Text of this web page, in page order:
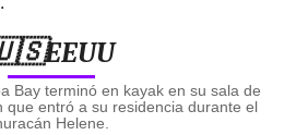
Bay terminó en kayak en su sala de
que entró a su residencia durante el
Helene.